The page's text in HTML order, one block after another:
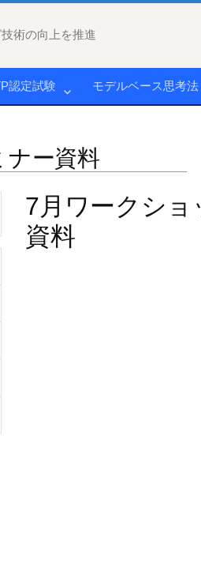
術の向上を推進
認定試験 モデルベース思考法
ナー資料
7月ワークショ
資料